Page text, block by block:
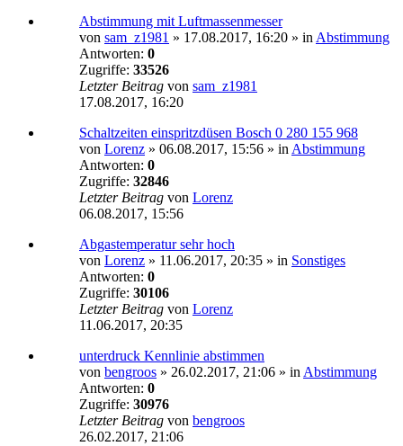
Abstimmung mit Luftmassenmesser
von sam_z1981 » 17.08.2017, 16:20 » in Abstimmung
Antworten: 0
Zugriffe: 33526
Letzter Beitrag von sam_z1981
17.08.2017, 16:20
Schaltzeiten einspritzdüsen Bosch 0 280 155 968
von Lorenz » 06.08.2017, 15:56 » in Abstimmung
Antworten: 0
Zugriffe: 32846
Letzter Beitrag von Lorenz
06.08.2017, 15:56
Abgastemperatur sehr hoch
von Lorenz » 11.06.2017, 20:35 » in Sonstiges
Antworten: 0
Zugriffe: 30106
Letzter Beitrag von Lorenz
11.06.2017, 20:35
unterdruck Kennlinie abstimmen
von bengroos » 26.02.2017, 21:06 » in Abstimmung
Antworten: 0
Zugriffe: 30976
Letzter Beitrag von bengroos
26.02.2017, 21:06